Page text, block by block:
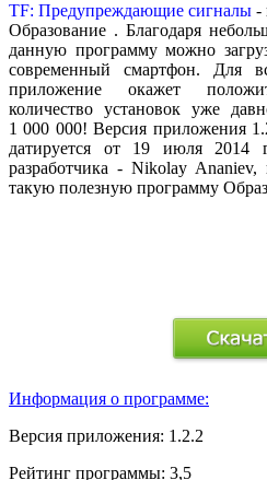
TF: Предупреждающие сигналы -
Образование . Благодаря
данную программу можно
современный смартфон. Для
приложение окажет
количество установок уже
1 000 000! Версия приложения
датируется от 19 июля 2014
разработчика - Nikolay
такую полезную программу
Информация о программе:
Версия приложения: 1.2.2
Рейтинг программы: 3,5